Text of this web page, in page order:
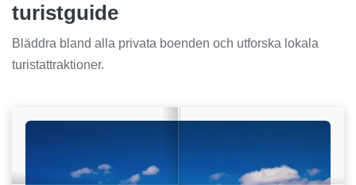
turistguide
Bläddra bland alla privata boenden och utforska lokala
turistattraktioner.